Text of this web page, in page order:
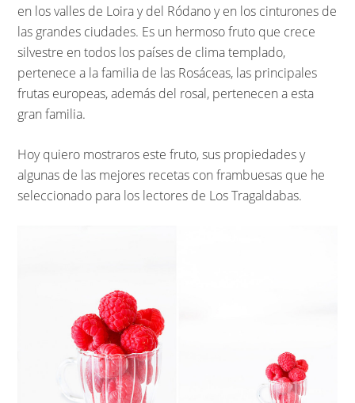
en los valles de Loira y del Ródano y en los cinturones de
las grandes ciudades. Es un hermoso fruto que crece
silvestre en todos los países de clima templado,
pertenece a la familia de las Rosáceas, las principales
frutas europeas, además del rosal, pertenecen a esta
gran familia.
Hoy quiero mostraros este fruto, sus propiedades y
algunas de las mejores recetas con frambuesas que he
seleccionado para los lectores de Los Tragaldabas.